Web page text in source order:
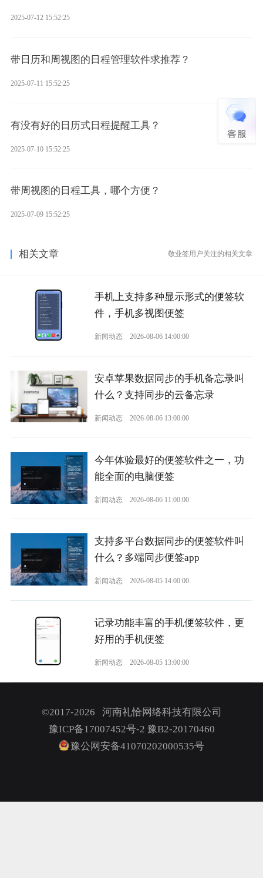
2025-07-12 15:52:25
带日历和周视图的日程管理软件求推荐？
2025-07-11 15:52:25
有没有好的日历式日程提醒工具？
2025-07-10 15:52:25
带周视图的日程工具，哪个方便？
2025-07-09 15:52:25
相关文章 敬业签用户关注的相关文章
手机上支持多种显示形式的便签软
件，手机多视图便签
新闻动态 2026-08-06 14:00:00
安卓苹果数据同步的手机备忘录叫
什么？支持同步的云备忘录
新闻动态 2026-08-06 13:00:00
今年体验最好的便签软件之一，功
能全面的电脑便签
新闻动态 2026-08-06 11:00:00
支持多平台数据同步的便签软件叫
什么？多端同步便签app
新闻动态 2026-08-05 14:00:00
记录功能丰富的手机便签软件，更
好用的手机便签
新闻动态 2026-08-05 13:00:00
©2017-2026 河南礼恰网络科技有限公司
豫ICP备17007452号-2 豫B2-20170460
豫公网安备41070202000535号